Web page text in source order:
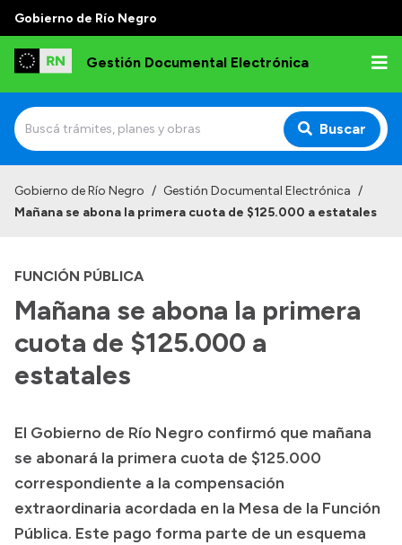
Gobierno de Río Negro
Gestión Documental Electrónica
Buscar
Autoridades
Normativa
Presupuesto
Boletín Oficial
Compras y licitaciones
Consulta de expedientes
Gobierno de Río Negro / Gestión Documental Electrónica /
Mañana se abona la primera cuota de $125.000 a estatales
FUNCIÓN PÚBLICA
Mañana se abona la primera
cuota de $125.000 a
estatales
El Gobierno de Río Negro confirmó que mañana
se abonará la primera cuota de $125.000
correspondiente a la compensación
extraordinaria acordada en la Mesa de la Función
Pública. Este pago forma parte de un esquema